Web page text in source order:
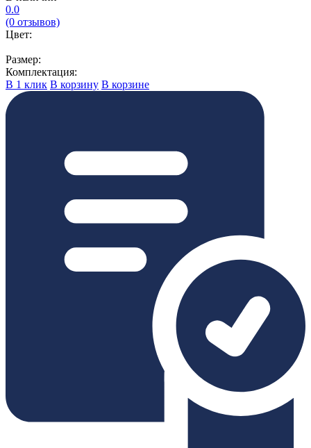
0.0
(0 отзывов)
Цвет:
Размер:
Комплектация:
В 1 клик В корзину В корзине